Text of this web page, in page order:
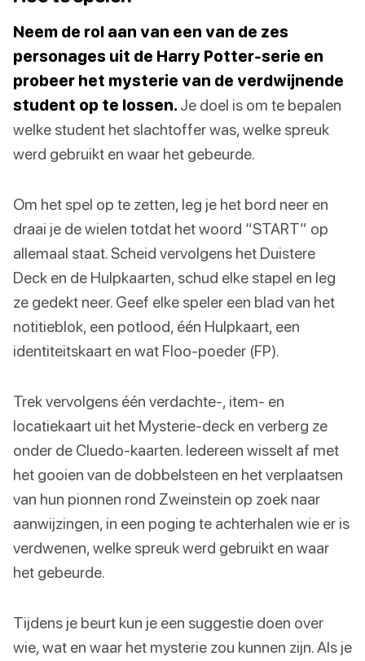
Neem de rol aan van een van de zes
personages uit de Harry Potter-serie en
probeer het mysterie van de verdwijnende
student op te lossen. Je doel is om te bepalen
welke student het slachtoffer was, welke spreuk
werd gebruikt en waar het gebeurde.
Om het spel op te zetten, leg je het bord neer en
draai je de wielen totdat het woord “START” op
allemaal staat. Scheid vervolgens het Duistere
Deck en de Hulpkaarten, schud elke stapel en leg
ze gedekt neer. Geef elke speler een blad van het
notitieblok, een potlood, één Hulpkaart, een
identiteitskaart en wat Floo-poeder (FP).
Trek vervolgens één verdachte-, item- en
locatiekaart uit het Mysterie-deck en verberg ze
onder de Cluedo-kaarten. Iedereen wisselt af met
het gooien van de dobbelsteen en het verplaatsen
van hun pionnen rond Zweinstein op zoek naar
aanwijzingen, in een poging te achterhalen wie er is
verdwenen, welke spreuk werd gebruikt en waar
het gebeurde.
Tijdens je beurt kun je een suggestie doen over
wie, wat en waar het mysterie zou kunnen zijn. Als je